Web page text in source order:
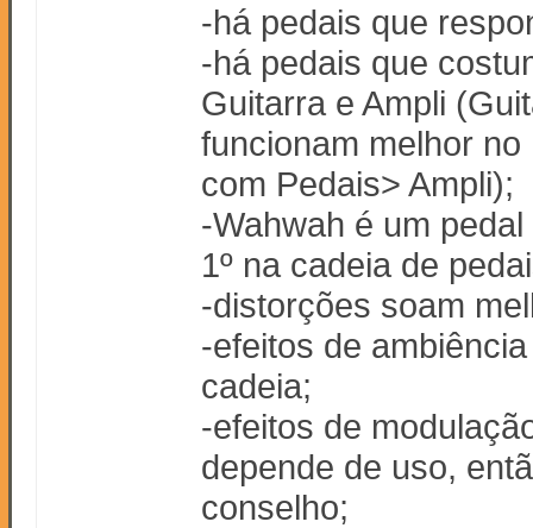
-há pedais que
-há pedais que
Guitarra e Ampli
funcionam melhor
com Pedais> Ampli);
-Wahwah é um
1º na cadeia de
-distorções soam
-efeitos de
cadeia;
-efeitos de
depende de uso,
conselho;